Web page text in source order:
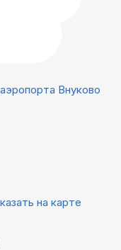
Внуково
на карте